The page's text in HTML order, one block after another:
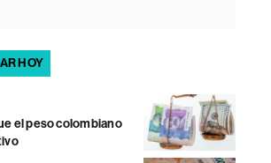
HOY
el peso colombiano